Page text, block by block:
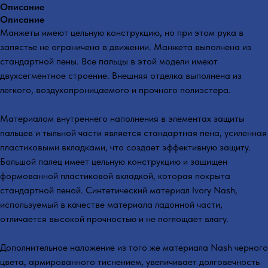
Описание
Описание
Манжеты имеют цельную конструкцию, но при этом рука в
запястье не ограничена в движении. Манжета выполнена из
стандартной пены. Все пальцы в этой модели имеют
двухсегментное строение. Внешняя отделка выполнена из
легкого, воздухопроницаемого и прочного полиэстера.
Материалом внутреннего наполнения в элементах защиты
пальцев и тыльной части является стандартная пена, усиленная
пластиковыми вкладками, что создает эффективную защиту.
Большой палец имеет цельную конструкцию и защищен
формованной пластиковой вкладкой, которая покрыта
стандартной пеной. Синтетический материал Ivory Nash,
используемый в качестве материала ладонной части,
отличается высокой прочностью и не поглощает влагу.
Дополнительное наложение из того же материала Nash черного
цвета, армированного тиснением, увеличивает долговечность